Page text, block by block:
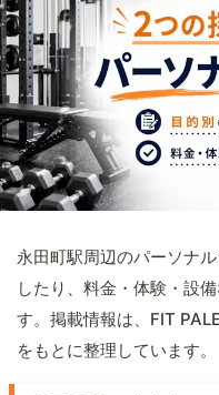
永田町駅周辺のパーソナ
したり、料金・体験・設
す。掲載情報は、FIT
をもとに整理しています。